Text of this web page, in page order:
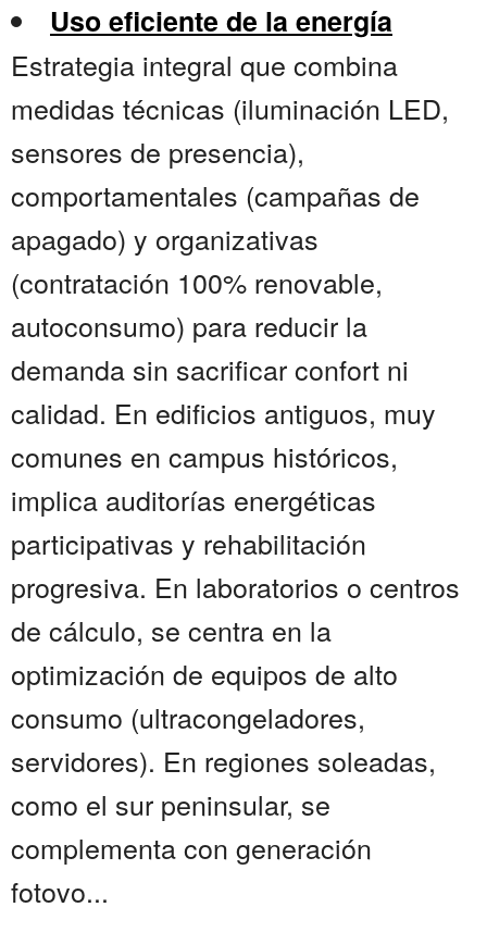
Uso eficiente de la energía
Estrategia integral que combina
medidas técnicas (iluminación LED,
sensores de presencia),
comportamentales (campañas de
apagado) y organizativas
(contratación 100% renovable,
autoconsumo) para reducir la
demanda sin sacrificar confort ni
calidad. En edificios antiguos, muy
comunes en campus históricos,
implica auditorías energéticas
participativas y rehabilitación
progresiva. En laboratorios o centros
de cálculo, se centra en la
optimización de equipos de alto
consumo (ultracongeladores,
servidores). En regiones soleadas,
como el sur peninsular, se
complementa con generación
fotovo...